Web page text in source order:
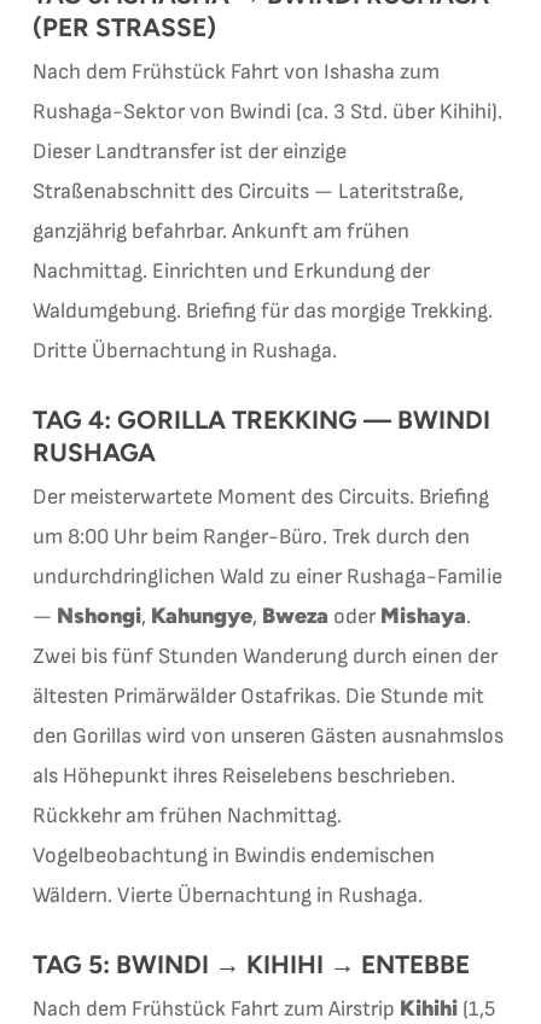
(PER STRASSE)
Nach dem Frühstück Fahrt von Ishasha zum
Rushaga-Sektor von Bwindi (ca. 3 Std. über Kihihi).
Dieser Landtransfer ist der einzige
Straßenabschnitt des Circuits — Lateritstraße,
ganzjährig befahrbar. Ankunft am frühen
Nachmittag. Einrichten und Erkundung der
Waldumgebung. Briefing für das morgige Trekking.
Dritte Übernachtung in Rushaga.
TAG 4: GORILLA TREKKING — BWINDI
RUSHAGA
Der meisterwartete Moment des Circuits. Briefing
um 8:00 Uhr beim Ranger-Büro. Trek durch den
undurchdringlichen Wald zu einer Rushaga-Familie
— Nshongi, Kahungye, Bweza oder Mishaya.
Zwei bis fünf Stunden Wanderung durch einen der
ältesten Primärwälder Ostafrikas. Die Stunde mit
den Gorillas wird von unseren Gästen ausnahmslos
als Höhepunkt ihres Reiselebens beschrieben.
Rückkehr am frühen Nachmittag.
Vogelbeobachtung in Bwindis endemischen
Wäldern. Vierte Übernachtung in Rushaga.
TAG 5: BWINDI → KIHIHI → ENTEBBE
Nach dem Frühstück Fahrt zum Airstrip Kihihi(1,5